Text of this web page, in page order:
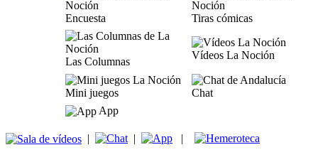
Encuesta Tiras cómicas
Las Columnas
Vídeos La Noción
Mini juegos
Chat
App
| | |